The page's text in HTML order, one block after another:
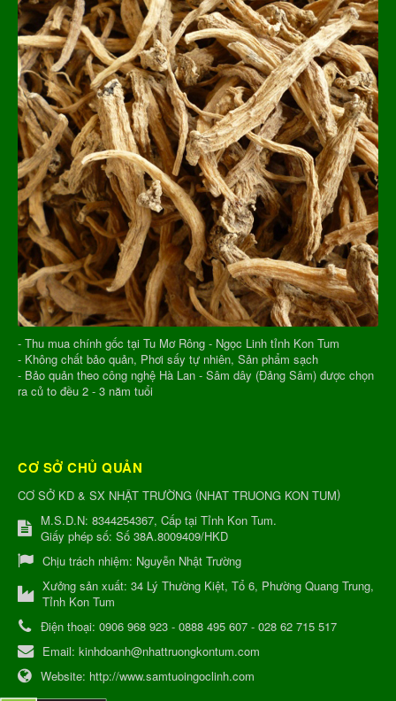
- Thu mua chính gốc tại Tu Mơ Rông - Ngọc Linh tỉnh Kon Tum
- Không chất bảo quản, Phơi sấy tự nhiên, Sản phẩm sạch
- Bảo quản theo công nghệ Hà Lan - Sâm dây (Đảng Sâm) được chọn
ra củ to đều 2 - 3 năm tuổi
CƠ SỞ CHỦ QUẢN
CƠ SỞ KD & SX NHẬT TRƯỜNG (NHAT TRUONG KON TUM)
M.S.D.N: 8344254367, Cấp tại Tỉnh Kon Tum.
Giấy phép số: Số 38A.8009409/HKD
Chịu trách nhiệm: Nguyễn Nhật Trường
Xưởng sản xuất: 34 Lý Thường Kiệt, Tổ 6, Phường Quang Trung,
Tỉnh Kon Tum
Điện thoại: 0906 968 923 - 0888 495 607 - 028 62 715 517
Email: kinhdoanh@nhattruongkontum.com
Website: http://www.samtuoingoclinh.com